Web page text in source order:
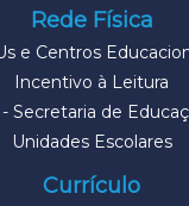
Rede Física
e Centros
Incentivo à Leitura
- Secretaria de
Unidades Escolares
Currículo